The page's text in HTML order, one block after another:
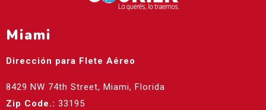
Miami
Dirección para Flete Aéreo
8429 NW 74th Street, Miami, Florida
Zip Code.: 33195